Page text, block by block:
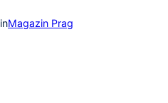
inMagazin Prag